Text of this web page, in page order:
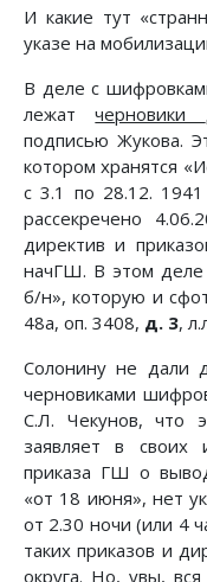
И какие тут
указе на
В деле с
лежатчерновики
подписью Жукова.
котором хранятся
с 3.1 по 28.12.
рассекречено
директив и
начГШ. В этом деле
б/н», которую и
48а, оп. 3408, д. 3,
Солонину не дали
черновиками
С.Л. Чекунов, что
заявляет в своих
приказа ГШ о
«от 18 июня», нет
от 2.30 ночи (или 4
таких приказов и
округа. Но, увы,